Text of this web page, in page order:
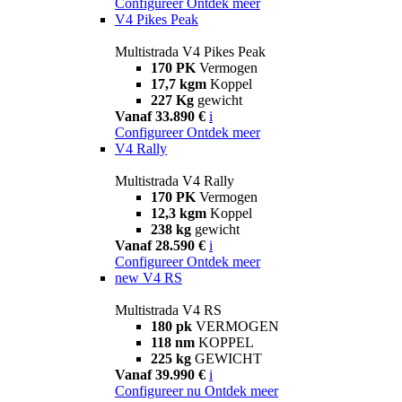
V4 Pikes Peak
Multistrada V4 Pikes Peak
170 PK Vermogen
17,7 kgm Koppel
227 Kg gewicht
Vanaf 33.890 € i
Configureer Ontdek meer
V4 Rally
Multistrada V4 Rally
170 PK Vermogen
12,3 kgm Koppel
238 kg gewicht
Vanaf 28.590 € i
Configureer Ontdek meer
new V4 RS
Multistrada V4 RS
180 pk VERMOGEN
118 nm KOPPEL
225 kg GEWICHT
Vanaf 39.990 € i
Configureer nu Ontdek meer